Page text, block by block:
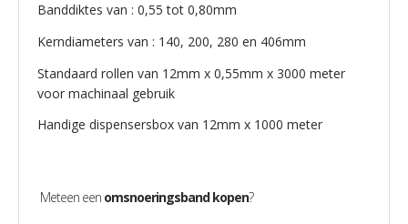
Banddiktes van : 0,55 tot 0,80mm
Kerndiameters van : 140, 200, 280 en 406mm
Standaard rollen van 12mm x 0,55mm x 3000 meter
voor machinaal gebruik
Handige dispensersbox van 12mm x 1000 meter
Meteen een omsnoeringsband kopen?